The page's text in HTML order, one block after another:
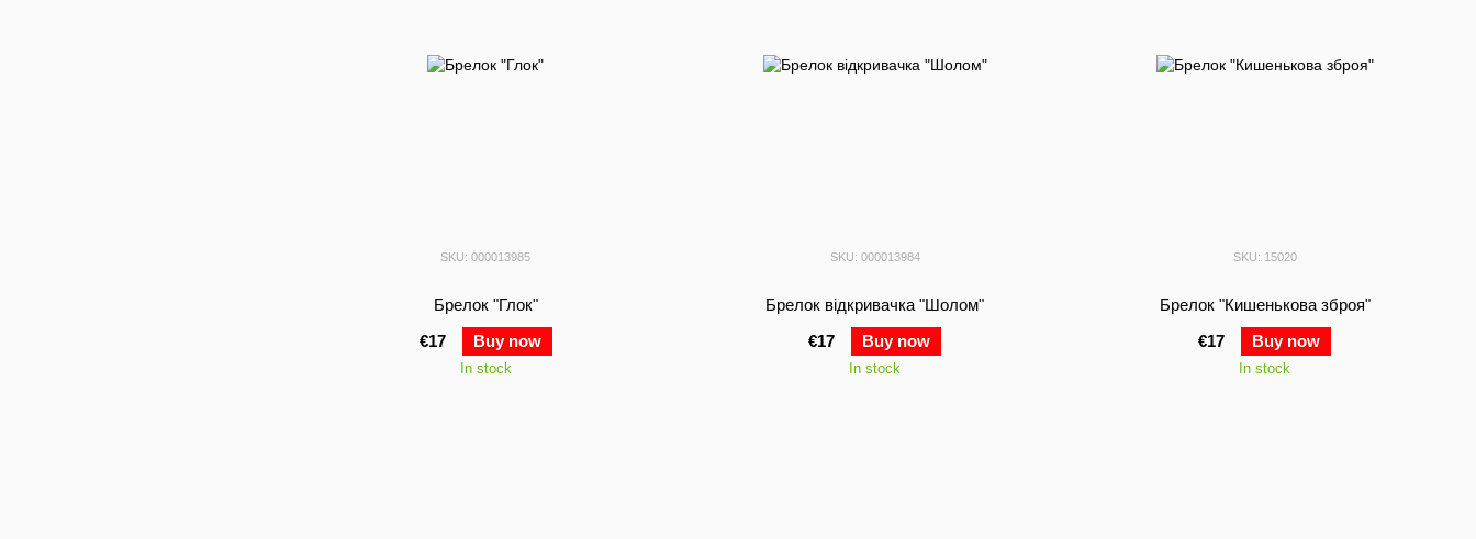
SKU: 000013985
Брелок "Глок"
€17
Buy now
In stock
SKU: 000013984
Брелок відкривачка "Шолом"
€17
Buy now
In stock
SKU: 15020
Брелок "Кишенькова зброя"
€17
Buy now
In stock